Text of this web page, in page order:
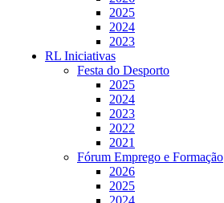
2025
2024
2023
RL Iniciativas
Festa do Desporto
2025
2024
2023
2022
2021
Fórum Emprego e Formação
2026
2025
2024